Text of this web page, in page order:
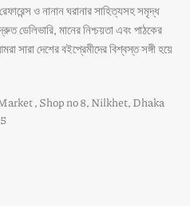
ও নানান ঘরানার সাহিত্যসহ সমৃদ্ধ
ডেলিভারি, মানের নিশ্চয়তা এবং পাঠকের
সারা দেশের বইপ্রেমীদের বিশ্বস্ত সঙ্গী হয়ে
, Shop no 8, Nilkhet, Dhaka